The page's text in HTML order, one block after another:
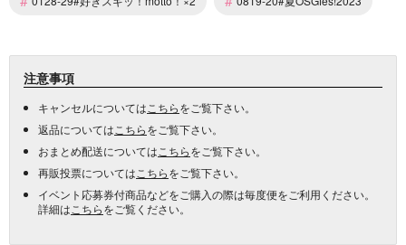
注意事項
キャンセルについては こちらをご覧下さい。
返品については こちらをご覧下さい。
おまとめ配送については こちらをご覧下さい。
再販投票については こちらをご覧下さい。
イベント応募券付商品などをご購入の際は毎度便をご利用ください。
詳細は こちらをご覧ください。